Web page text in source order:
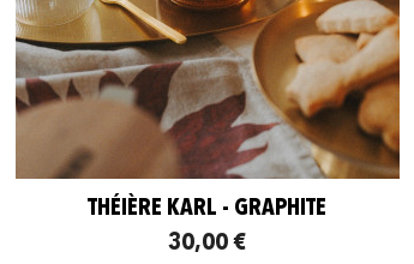
THÉIÈRE KARL - GRAPHITE
30,00 €